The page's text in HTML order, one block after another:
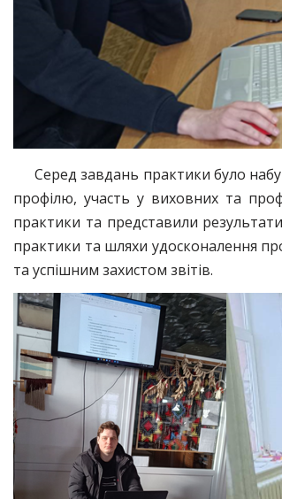
Серед завдань практики було
профілю, участь у виховних та
практики та представили
практики та шляхи удосконалення
та успішним захистом звітів.